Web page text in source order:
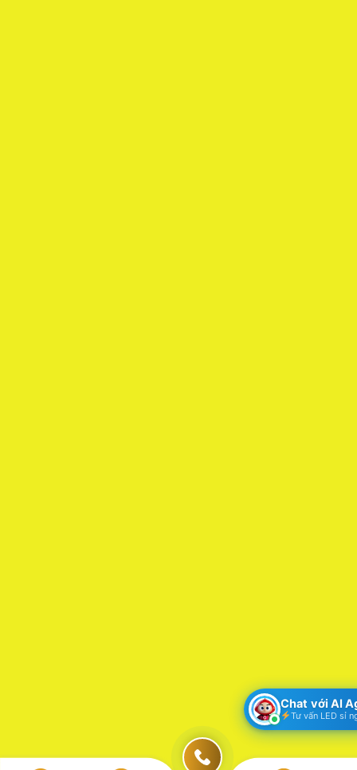
Chat với AI
Tư vấn LED sỉ